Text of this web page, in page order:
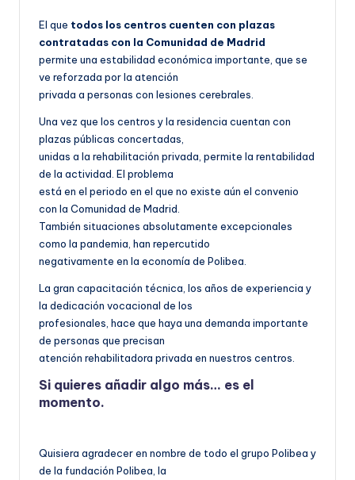
El que todos los centros cuenten con plazas
contratadas con la Comunidad de Madrid
permite una estabilidad económica importante, que se
ve reforzada por la atención
privada a personas con lesiones cerebrales.
Una vez que los centros y la residencia cuentan con
plazas públicas concertadas,
unidas a la rehabilitación privada, permite la rentabilidad
de la actividad. El problema
está en el periodo en el que no existe aún el convenio
con la Comunidad de Madrid.
También situaciones absolutamente excepcionales
como la pandemia, han repercutido
negativamente en la economía de Polibea.
La gran capacitación técnica, los años de experiencia y
la dedicación vocacional de los
profesionales, hace que haya una demanda importante
de personas que precisan
atención rehabilitadora privada en nuestros centros.
Si quieres añadir algo más… es el
momento.
Quisiera agradecer en nombre de todo el grupo Polibea y
de la fundación Polibea, la